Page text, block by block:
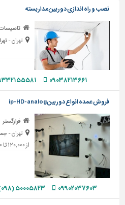
پله،
نرده
و
حفاظ
دیوارپوش،
کفپوش
سنگ
سرویس
بهداشتی
ابزار،یراق
و
ماشین
آلات
برقی،روشنایی،ایمنی
نصب و راه اندازی دوربین مداربسته
تهران -
۰۹۰۳۸۲۱۳۶۶۱
فروش عمده انواع دوربین ip-HD-analog
فرازگستر
تهران -
از ۱۲۰,۰۰۰ تا ۶۵۰,۰۰۰ تومان
۰۹۹۰۲۰۳۷۶۰۳ ۵۰۰۰۵۸۲۳ (۰۹۸)